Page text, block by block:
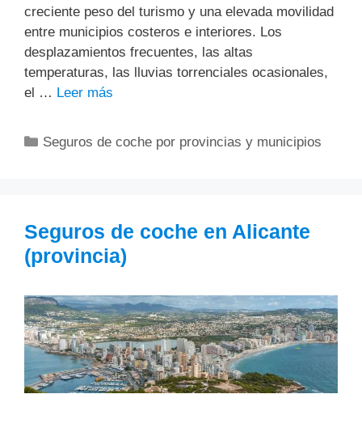
creciente peso del turismo y una elevada movilidad
entre municipios costeros e interiores. Los
desplazamientos frecuentes, las altas
temperaturas, las lluvias torrenciales ocasionales,
el … Leer más
Categorías
Seguros de coche por provincias y municipios
Seguros de coche en Alicante
(provincia)